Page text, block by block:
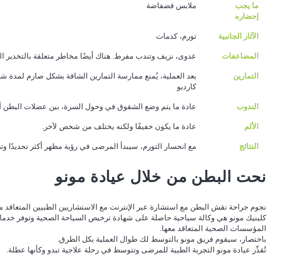
ما يجب
إحضاره
ملابس فضفاضة
الآثار الجانبية تورم، كدمات
المضاعفات عدوى، نزيف وتندب مفرط. هناك أيضًا مخاطر متعلقة بالتخدير
التمارين
بعد العملية، يُمنع ممارسة التمارين الشاقة بشكل صارم لمدة
كارديو
الندوب عادة ما يتم وضع الشقوق في وحول السرة، بين عضلات البطن
الألم عادة ما يكون خفيفًا ولكنه يختلف من شخص لآخر.
النتائج مع انحسار التورم، سيبدأ المرضى في رؤية مظهر أكثر تحديدًا
نحت البطن من خلال عيادة مونو
نجوم جراحة نقش البطن مع استشارة عبر الإنترنت مع الاستشاريين الطبيين
كلينيك مونو هي وكالة سياحية حاصلة على شهادة ترخيص السياحة الصحية وتوفر
المؤسسات الصحية المتعاقد معها.
باختصار، سيقوم فريق مونو بالتوسط لك طوال العملية بكل الطرق.
تُقدِّر عيادة مونو التجربة الطبية للمرضى وتتوسط في رحلة علاجية تبدو وكأنها عطلة.